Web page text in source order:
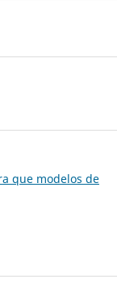
que modelos de